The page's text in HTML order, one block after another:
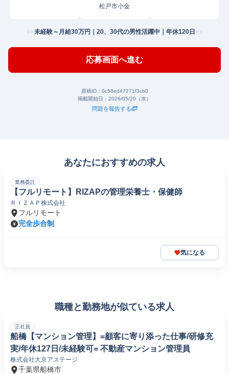
松戸市小金
未経験～月給30万円｜20、30代の男性活躍中｜年休120日
応募画面へ進む
原稿ID： 0c58ed47271f3cb0
掲載開始日： 2026/05/20（水）
問題を報告する
あなたにおすすめの求人
業務委託
【フルリモート】RIZAPの管理栄養士・保健師
ＲＩＺＡＰ株式会社
フルリモート
完全歩合制
気になる
職種と勤務地が似ている求人
正社員
船橋【マンション管理】=顧客に寄り添った仕事/研修充
実/年休127日/未経験可= 不動産マンション管理員
株式会社大京アステージ
千葉県船橋市